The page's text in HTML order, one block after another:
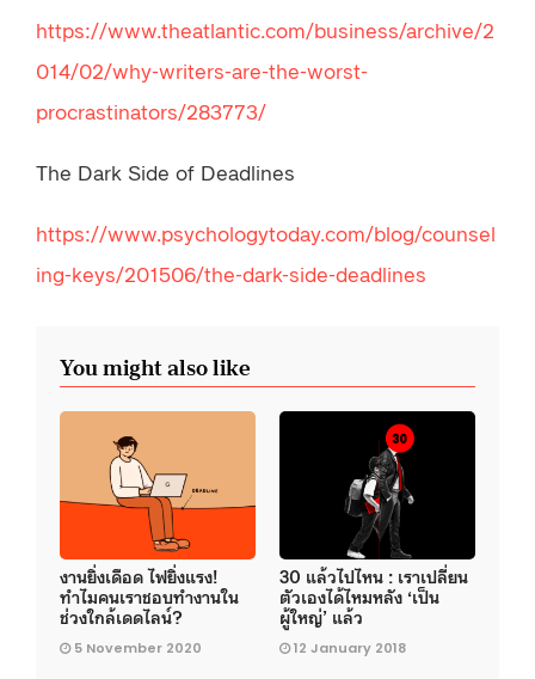
https://www.theatlantic.com/business/archive/2
014/02/why-writers-are-the-worst-
procrastinators/283773/
The Dark Side of Deadlines
https://www.psychologytoday.com/blog/counsel
ing-keys/201506/the-dark-side-deadlines
You might also like
งานยิ่งเดือด ไฟยิ่งแรง!
ทำไมคนเราชอบทำงานใน
ช่วงใกล้เดดไลน์?
5 November 2020
30 แล้วไปไหน : เราเปลี่ยน
ตัวเองได้ไหมหลัง ‘เป็น
ผู้ใหญ่’ แล้ว
12 January 2018